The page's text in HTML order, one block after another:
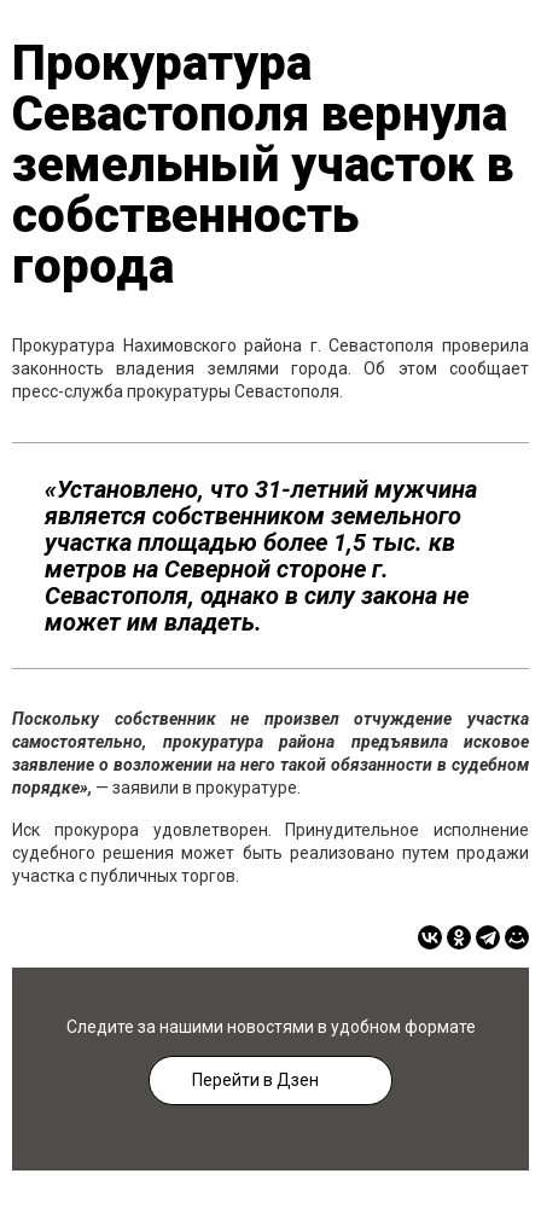
Прокуратура
Севастополя вернула
земельный участок в
собственность
города
Прокуратура Нахимовского района г. Севастополя проверила
законность владения землями города. Об этом сообщает
пресс-служба прокуратуры Севастополя.
«Установлено, что 31-летний мужчина
является собственником земельного
участка площадью более 1,5 тыс. кв
метров на Северной стороне г.
Севастополя, однако в силу закона не
может им владеть.
Поскольку собственник не произвел отчуждение участка
самостоятельно, прокуратура района предъявила исковое
заявление о возложении на него такой обязанности в судебном
порядке», — заявили в прокуратуре.
Иск прокурора удовлетворен. Принудительное исполнение
судебного решения может быть реализовано путем продажи
участка с публичных торгов.
Следите за нашими новостями в удобном формате
Перейти в Дзен